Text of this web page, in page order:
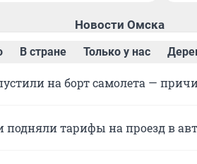
Новости Омска
В стране Только у нас
на борт самолета —
подняли тарифы на проезд в